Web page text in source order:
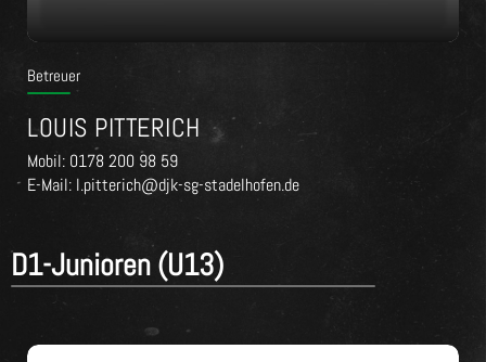
Betreuer
LOUIS PITTERICH
Mobil: 0178 200 98 59
E-Mail: l.pitterich@djk-sg-stadelhofen.de
D1-Junioren (U13)